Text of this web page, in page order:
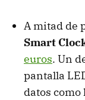
A mitad de
Smart
euros. Un
pantalla
datos